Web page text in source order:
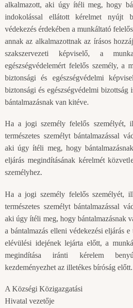
alkalmazott, aki úgy ítéli meg, hogy
indokolással ellátott kérelmet nyújt
védekezés érdekében a munkáltató
annak az alkalmazottnak az írásos
szakszervezeti képviselő, a
egészségvédelemért felelős személy, a
biztonsági és egészségvédelmi
biztonsági és egészségvédelmi
bántalmazásnak van kitéve.
Ha a jogi személy felelős személyét,
természetes személyt bántalmazással
aki úgy ítéli meg, hogy
eljárás megindításának kérelmét
személyhez.
Ha a jogi személy felelős személyét,
természetes személyt bántalmazással
aki úgy ítéli meg, hogy bántalmazásnak
a bántalmazás elleni védekezési eljárás
elévülési idejének lejárta előtt, a
megindítása iránti kérelem
kezdeményezhet az illetékes bíróság előtt.
A Községi Közigazgatási
Hivatal vezetője